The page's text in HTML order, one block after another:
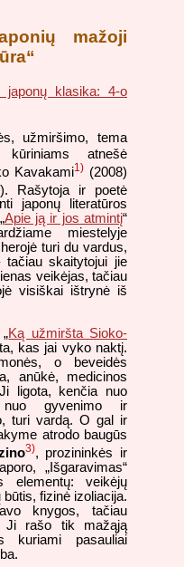
mažoji
japonų klasika: 4-o
užmiršimo, tema
atnešė
Kavakami1)(2008)
Rašytoja ir poetė
japonų literatūros
Apie ją ir jos atmintį“
miestelyje
turi du vardus,
skaitytojui jie
veikėjas, tačiau
visiškai ištrynė iš
Ką užmiršta Sioko-
kas jai vyko naktį.
o beveidės
anūkė, medicinos
ligota, kenčia nuo
nuo gyvenimo ir
turi vardą. O gal ir
atrodo baugūs
3), prozininkės ir
„Išgaravimas“
elementų: veikėjų
fizinė izoliacija.
knygos, tačiau
Ji rašo tik mažąją
kuriami pasauliai